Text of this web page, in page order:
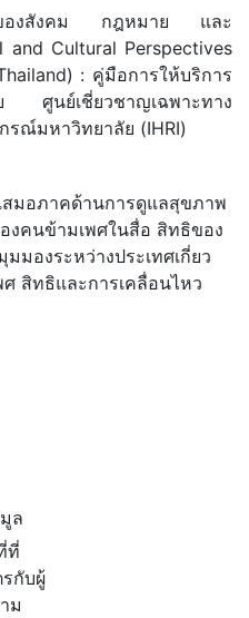
องสังคม กฎหมาย และ
Cultural Perspectives
: คู่มือการให้บริการ
ศูนย์เชี่ยวชาญเฉพาะทาง
ณ์มหาวิทยาลัย (IHRI)
สมอภาคด้านการดูแลสุขภาพ
งคนข้ามเพศในสื่อ สิทธิของ
มมองระหว่างประเทศเกี่ยว
ศ สิทธิและการเคลื่อนไหว
ล
ที่
กับผู้
ม